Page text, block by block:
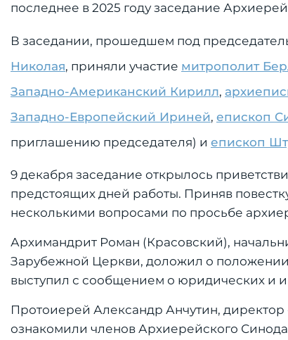
последнее в 2025 году заседание
В заседании, прошедшем под
Николая, приняли участие митрополит
Западно-Американский Кирилл,
Западно-Европейский Ириней, епископ
приглашению председателя) и епископ
9 декабря заседание открылось
предстоящих дней работы. Приняв
несколькими вопросами по просьбе
Архимандрит Роман (Красовский),
Зарубежной Церкви, доложил о положении
выступил с сообщением о юридических и
Протоиерей Александр Анчутин, директор
ознакомили членов Архиерейского